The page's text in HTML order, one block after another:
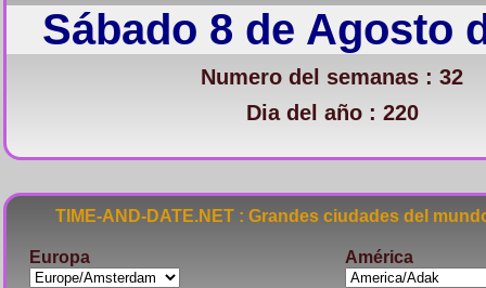
Sábado 8 de Agosto
Numero del semanas : 32
Dia del año : 220
TIME-AND-DATE.NET : Grandes ciudades del
Europa América